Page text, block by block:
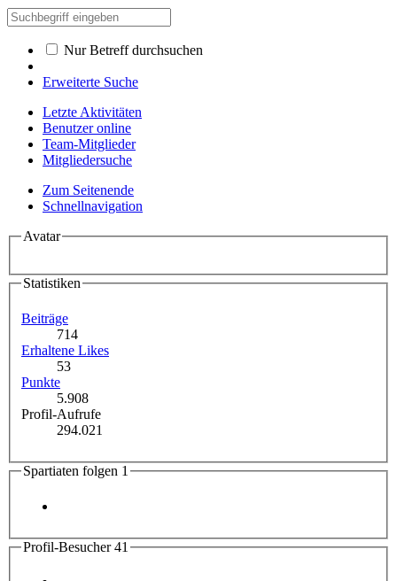
Nur Betreff durchsuchen
Erweiterte Suche
Letzte Aktivitäten
Benutzer online
Team-Mitglieder
Mitgliedersuche
Zum Seitenende
Schnellnavigation
Avatar
Statistiken
Beiträge
714
Erhaltene Likes
53
Punkte
5.908
Profil-Aufrufe
294.021
Spartiaten folgen 1
Profil-Besucher41